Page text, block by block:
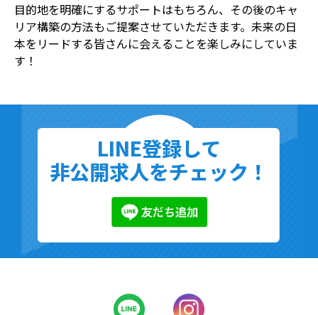
目的地を明確にするサポートはもちろん、その後のキャ
リア構築の方法もご提案させていただきます。未来の日
本をリードする皆さんに会えることを楽しみにしていま
す！
LINE登録して
非公開求人をチェック！